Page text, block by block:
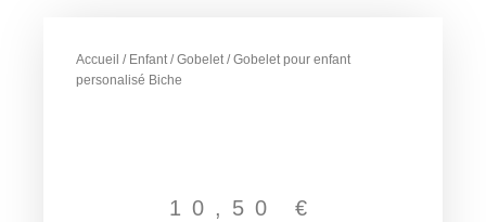
Accueil / Enfant/Gobelet/ Gobelet pour enfant
personalisé Biche
10,50 €